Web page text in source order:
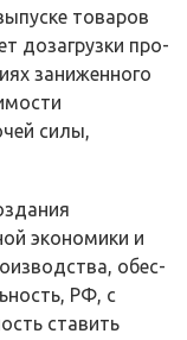
товаров
дозагрузки про­
заниженного
силы,
экономики и
обес­
РФ, с
ставить